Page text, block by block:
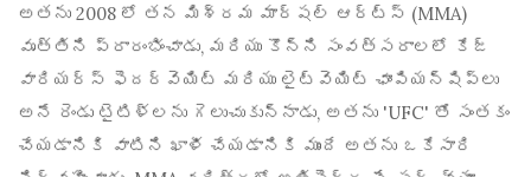
అతను 2008 లో తన మిశ్రమ మార్షల్ ఆర్ట్స్ (MMA)
వృత్తిని ప్రారంభించాడు, మరియు కొన్ని సంవత్సరాలలో కేజ్
వారియర్స్ ఫెదర్‌వెయిట్ మరియు లైట్‌వెయిట్ ఛాంపియన్‌షిప్‌లు
అనే రెండు టైటిళ్లను గెలుచుకున్నాడు, అతను 'UFC' తో సంతకం
చేయడానికి వాటిని ఖాళీ చేయడానికి ముందే అతను ఒకేసారి